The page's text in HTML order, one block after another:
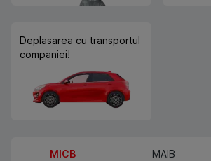
Deplasarea cu transportul
companiei!
MICB MAIB